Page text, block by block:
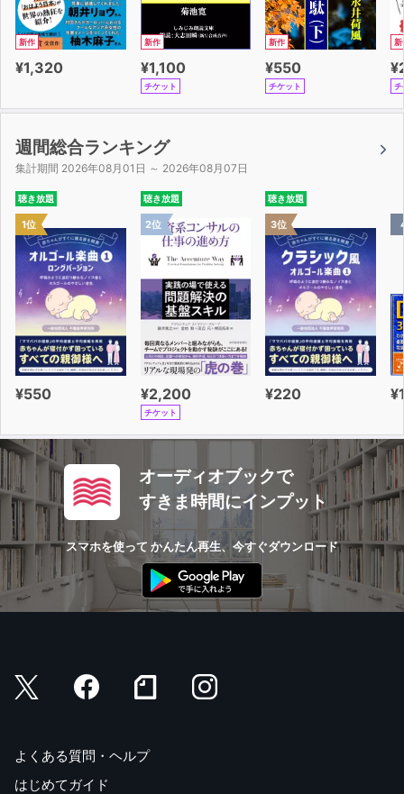
新作
¥1,320
新作
¥1,100
チケット
新作
¥550
チケット
新
チ
週間総合ランキング
集計期間 2026年08月01日 ～ 2026年08月07日
聴き放題
1位
¥550
聴き放題
2位
¥2,200
チケット
聴き放題
3位
¥220
オーディオブックで
すきま時間にインプット
スマホを使って かんたん再生、今すぐダウンロード
よくある質問・ヘルプ
はじめてガイド